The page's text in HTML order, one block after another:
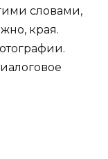
словами,
края.